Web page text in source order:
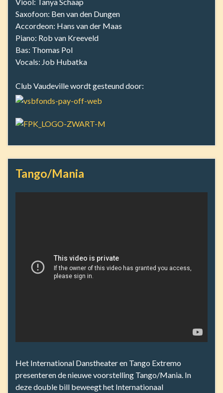
Saxofoon: Ben van den Dungen
Accordeon: Hans van der Maas
Piano: Rob van Kreeveld
Bas: Thomas Pol
Vocals: Job Hubatka
Club Vaudeville wordt gesteund door:
Tango/Mania
Het International Danstheater en Tango Extremo
presenteren de nieuwe voorstelling Tango/Mania. In
deze double bill beweegt het Internationaal